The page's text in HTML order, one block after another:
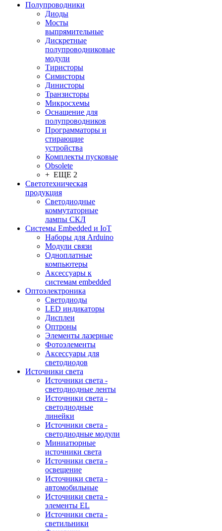
Полупроводники
Диоды
Мосты
выпрямительные
Дискретные
полупроводниковые
модули
Тиристоры
Симисторы
Динисторы
Транзисторы
Микросхемы
Оснащение для
полупроводников
Программаторы и
стирающие
устройства
Комплекты пусковые
Obsolete
+ ЕЩЕ 2
Светотехническая
продукция
Светодиодные
коммутаторные
лампы СКЛ
Системы Embedded и IoT
Наборы для Arduino
Модули связи
Одноплатные
компьютеры
Аксессуары к
системам embedded
Oптоэлектроника
Светодиоды
LED индикаторы
Дисплеи
Оптроны
Элементы лазерные
Фотоэлементы
Аксессуары для
светодиодов
Источники света
Источники света -
светодиодные ленты
Источники света -
светодиодные
линейки
Источники света -
светодиодные модули
Миниатюрные
источники света
Источники света -
освещение
Источники света -
автомобильные
Источники света -
элементы EL
Источники света -
светильники